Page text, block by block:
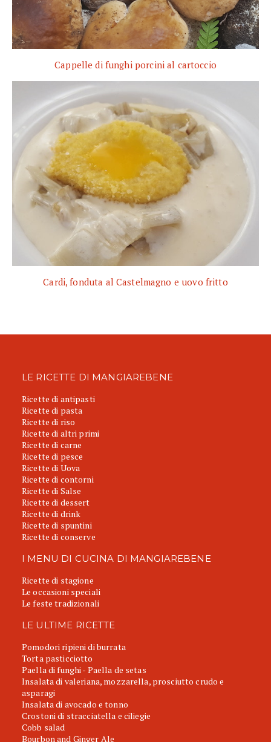
Cappelle di funghi porcini al cartoccio
Cardi, fonduta al Castelmagno e uovo fritto
LE RICETTE DI MANGIAREBENE
Ricette di antipasti
Ricette di pasta
Ricette di riso
Ricette di altri primi
Ricette di carne
Ricette di pesce
Ricette di Uova
Ricette di contorni
Ricette di Salse
Ricette di dessert
Ricette di drink
Ricette di spuntini
Ricette di conserve
I MENU DI CUCINA DI MANGIAREBENE
Ricette di stagione
Le occasioni speciali
Le feste tradizionali
LE ULTIME RICETTE
Pomodori ripieni di burrata
Torta pasticciotto
Paella di funghi - Paella de setas
Insalata di valeriana, mozzarella, prosciutto crudo e
asparagi
Insalata di avocado e tonno
Crostoni di stracciatella e ciliegie
Cobb salad
Bourbon and Ginger Ale